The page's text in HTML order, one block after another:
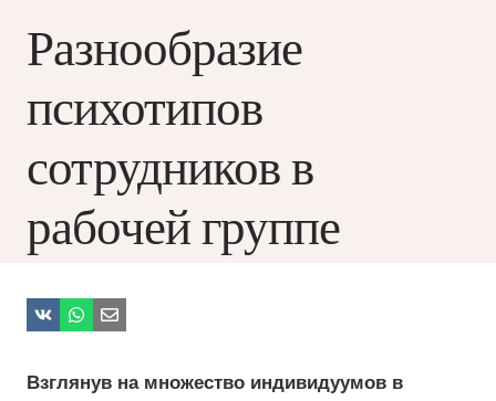
Разнообразие
психотипов
сотрудников в
рабочей группе
Взглянув на множество индивидуумов в